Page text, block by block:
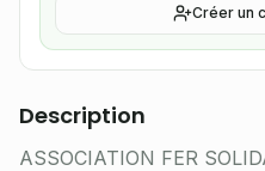
Créer un
Description
ASSOCIATION FER